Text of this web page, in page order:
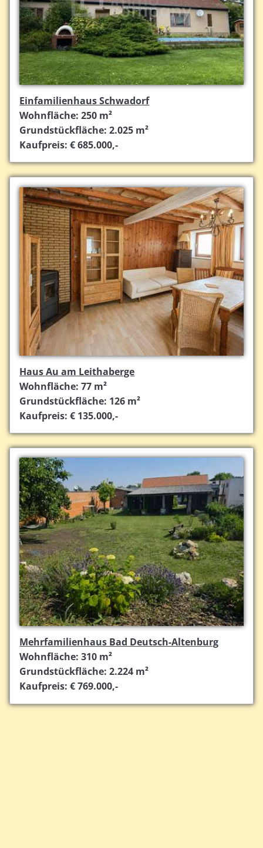
Einfamilienhaus Schwadorf
Wohnfläche: 250 m²
Grundstückfläche: 2.025 m²
Kaufpreis: € 685.000,-
Haus Au am Leithaberge
Wohnfläche: 77 m²
Grundstückfläche: 126 m²
Kaufpreis: € 135.000,-
Mehrfamilienhaus Bad Deutsch-Altenburg
Wohnfläche: 310 m²
Grundstückfläche: 2.224 m²
Kaufpreis: € 769.000,-